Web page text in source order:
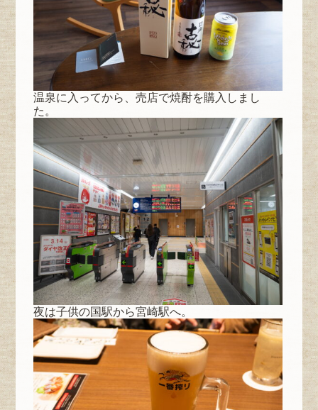
温泉に入ってから、売店で焼酎を購入しまし
た。
夜は子供の国駅から宮崎駅へ。